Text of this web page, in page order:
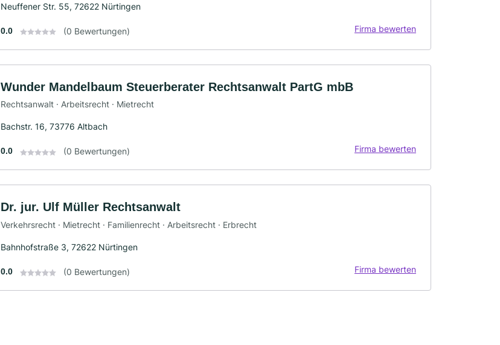
Neuffener Str. 55, 72622 Nürtingen
0.0 (0 Bewertungen) Firma bewerten
Wunder Mandelbaum Steuerberater Rechtsanwalt PartG mbB
Rechtsanwalt · Arbeitsrecht · Mietrecht
Bachstr. 16, 73776 Altbach
0.0 (0 Bewertungen) Firma bewerten
Dr. jur. Ulf Müller Rechtsanwalt
Verkehrsrecht · Mietrecht · Familienrecht · Arbeitsrecht · Erbrecht
Bahnhofstraße 3, 72622 Nürtingen
0.0 (0 Bewertungen) Firma bewerten